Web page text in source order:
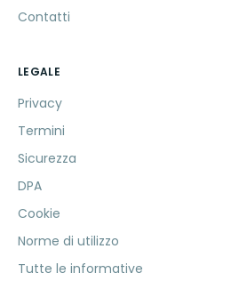
Contatti
LEGALE
Privacy
Termini
Sicurezza
DPA
Cookie
Norme di utilizzo
Tutte le informative